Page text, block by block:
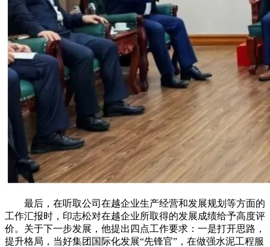
最后，在听取公司在越企业生产经营和发展规划等方面的
工作汇报时，印志松对在越企业所取得的发展成绩给予高度评
价。关于下一步发展，他提出四点工作要求：一是打开思路，
提升格局，当好集团国际化发展“先锋官”，在做强水泥工程服